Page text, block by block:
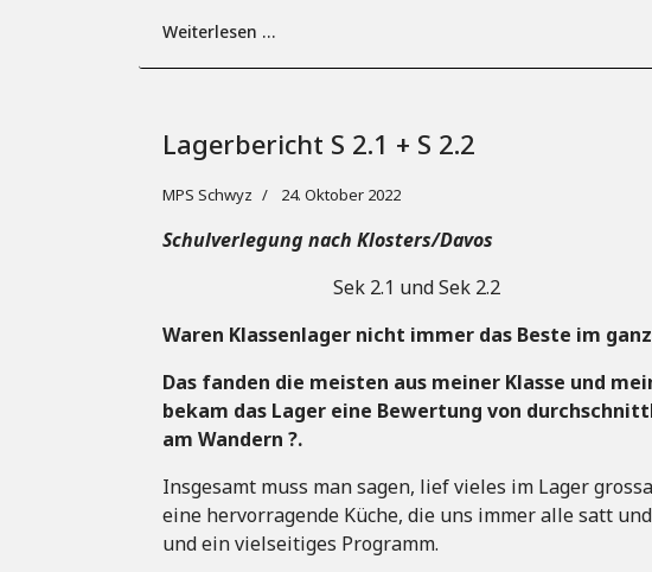
Weiterlesen …
Lagerbericht S 2.1 + S 2.2
MPS Schwyz 24. Oktober 2022
Schulverlegung nach Klosters/Davos
Sek 2.1 und Sek 2.2
Waren Klassenlager nicht immer das Beste im
Das fanden die meisten aus meiner Klasse und
bekam das Lager eine Bewertung von
am Wandern ?.
Insgesamt muss man sagen, lief vieles im Lager
eine hervorragende Küche, die uns immer alle satt
und ein vielseitiges Programm.